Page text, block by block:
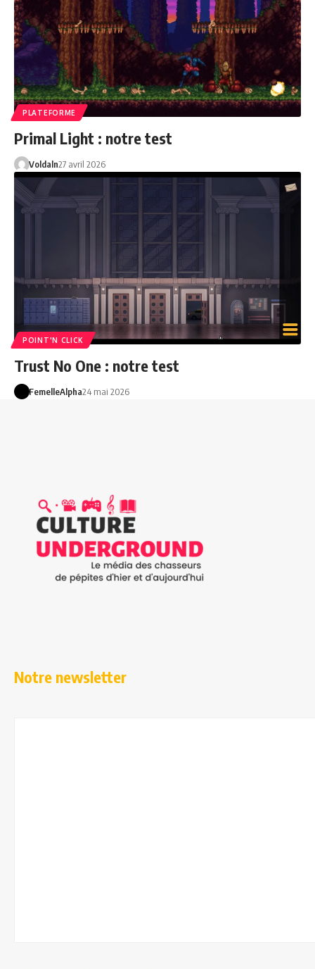
PLATEFORME
Primal Light : notre test
Voldaln27 avril 2026
POINT'N CLICK
Trust No One : notre test
FemelleAlpha24 mai 2026
Notre newsletter